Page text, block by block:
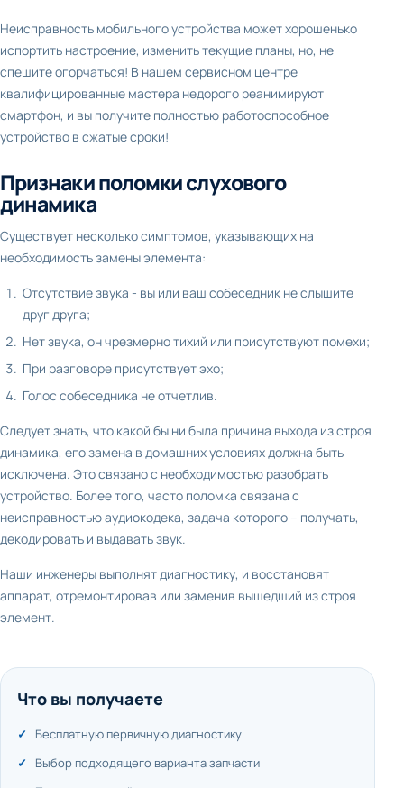
Неисправность мобильного устройства может хорошенько
испортить настроение, изменить текущие планы, но, не
спешите огорчаться! В нашем сервисном центре
квалифицированные мастера недорого реанимируют
смартфон, и вы получите полностью работоспособное
устройство в сжатые сроки!
Признаки поломки слухового
динамика
Существует несколько симптомов, указывающих на
необходимость замены элемента:
Отсутствие звука - вы или ваш собеседник не слышите
друг друга;
Нет звука, он чрезмерно тихий или присутствуют помехи;
При разговоре присутствует эхо;
Голос собеседника не отчетлив.
Следует знать, что какой бы ни была причина выхода из строя
динамика, его замена в домашних условиях должна быть
исключена. Это связано с необходимостью разобрать
устройство. Более того, часто поломка связана с
неисправностью аудиокодека, задача которого – получать,
декодировать и выдавать звук.
Наши инженеры выполнят диагностику, и восстановят
аппарат, отремонтировав или заменив вышедший из строя
элемент.
Что вы получаете
Бесплатную первичную диагностику
Выбор подходящего варианта запчасти